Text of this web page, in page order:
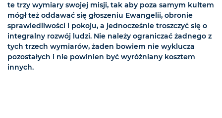
te trzy wymiary swojej misji, tak aby poza samym kultem
mógł też oddawać się głoszeniu Ewangelii, obronie
sprawiedliwości i pokoju, a jednocześnie troszczyć się o
integralny rozwój ludzi. Nie należy ograniczać żadnego z
tych trzech wymiarów, żaden bowiem nie wyklucza
pozostałych i nie powinien być wyróżniany kosztem
innych.